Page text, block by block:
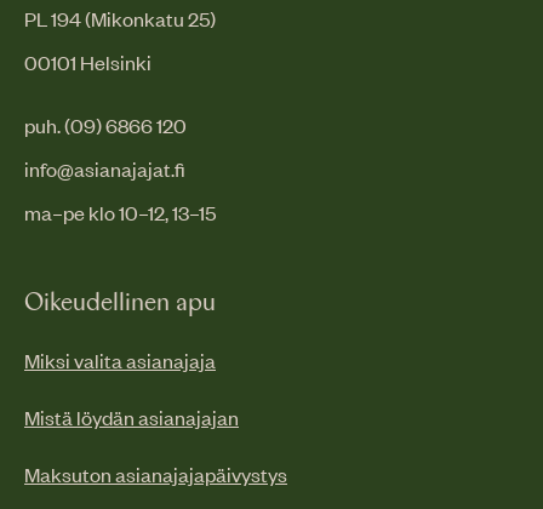
PL 194 (Mikonkatu 25)
00101 Helsinki
puh. (09) 6866 120
info@asianajajat.fi
ma–pe klo 10–12, 13–15
Oikeudellinen apu
Miksi valita asianajaja
Mistä löydän asianajajan
Maksuton asianajajapäivystys